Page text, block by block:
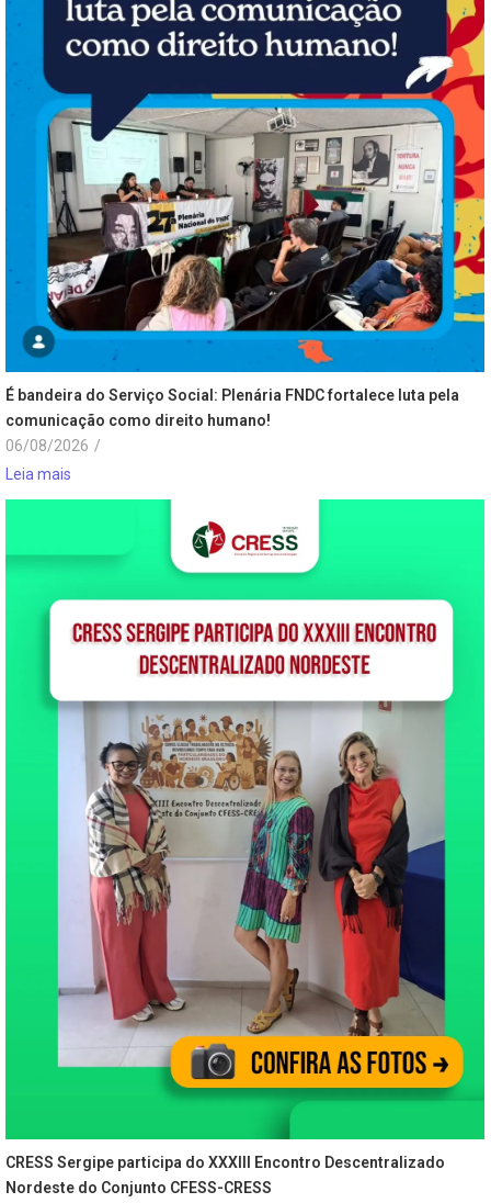
É bandeira do Serviço Social: Plenária FNDC fortalece luta pela
comunicação como direito humano!
06/08/2026 /
Leia mais
CRESS Sergipe participa do XXXIII Encontro Descentralizado
Nordeste do Conjunto CFESS-CRESS